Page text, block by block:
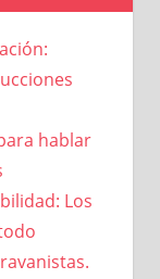
hablar
Los